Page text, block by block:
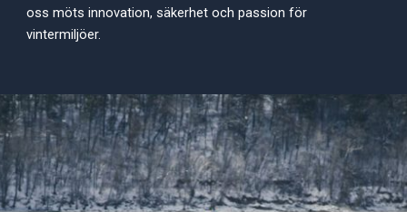
oss möts innovation, säkerhet och passion för
vintermiljöer.